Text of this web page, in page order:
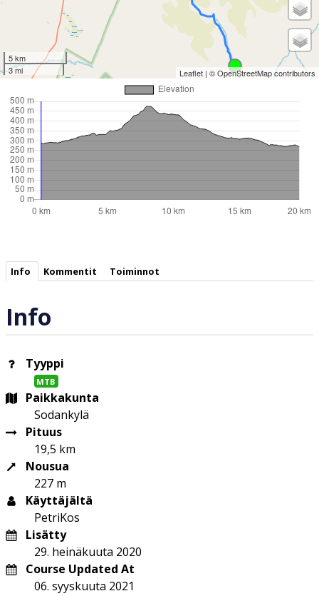
5 km
3 mi
Leaflet | ©OpenStreetMapcontributors
Info Kommentit Toiminnot
Info
Tyyppi
MTB
Paikkakunta
Sodankylä
Pituus
19,5 km
Nousua
227 m
Käyttäjältä
PetriKos
Lisätty
29. heinäkuuta 2020
Course Updated At
06. syyskuuta 2021